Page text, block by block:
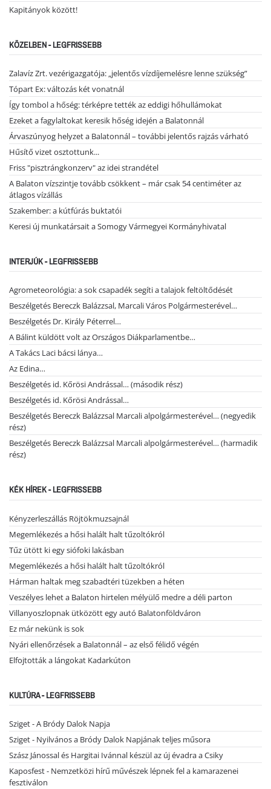
Kapitányok között!
KÖZELBEN - LEGFRISSEBB
Zalavíz Zrt. vezérigazgatója: „jelentős vízdíjemelésre lenne szükség”
Tópart Ex: változás két vonatnál
Így tombol a hőség: térképre tették az eddigi hőhullámokat
Ezeket a fagylaltokat keresik hőség idején a Balatonnál
Árvaszúnyog helyzet a Balatonnál – további jelentős rajzás várható
Hűsítő vizet osztottunk...
Friss "pisztrángkonzerv" az idei strandétel
A Balaton vízszintje tovább csökkent – már csak 54 centiméter az
átlagos vízállás
Szakember: a kútfúrás buktatói
Keresi új munkatársait a Somogy Vármegyei Kormányhivatal
INTERJÚK - LEGFRISSEBB
Agrometeorológia: a sok csapadék segíti a talajok feltöltődését
Beszélgetés Bereczk Balázzsal, Marcali Város Polgármesterével…
Beszélgetés Dr. Király Péterrel…
A Bálint küldött volt az Országos Diákparlamentbe…
A Takács Laci bácsi lánya…
Az Edina…
Beszélgetés id. Kőrösi Andrással… (második rész)
Beszélgetés id. Kőrösi Andrással…
Beszélgetés Bereczk Balázzsal Marcali alpolgármesterével… (negyedik
rész)
Beszélgetés Bereczk Balázzsal Marcali alpolgármesterével… (harmadik
rész)
KÉK HÍREK - LEGFRISSEBB
Kényzerleszállás Röjtökmuzsajnál
Megemlékezés a hősi halált halt tűzoltókról
Tűz ütött ki egy siófoki lakásban
Megemlékezés a hősi halált halt tűzoltókról
Hárman haltak meg szabadtéri tüzekben a héten
Veszélyes lehet a Balaton hirtelen mélyülő medre a déli parton
Villanyoszlopnak ütközött egy autó Balatonföldváron
Ez már nekünk is sok
Nyári ellenőrzések a Balatonnál – az első félidő végén
Elfojtották a lángokat Kadarkúton
KULTÚRA - LEGFRISSEBB
Sziget - A Bródy Dalok Napja
Sziget - Nyilvános a Bródy Dalok Napjának teljes műsora
Szász Jánossal és Hargitai Ivánnal készül az új évadra a Csiky
Kaposfest - Nemzetközi hírű művészek lépnek fel a kamarazenei
fesztiválon